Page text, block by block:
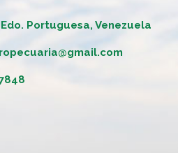
Portuguesa, Venezuela